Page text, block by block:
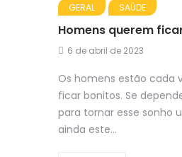
GERAL SAÚDE
Homens querem
6 de abril de 2023
Os homens estão cada
ficar bonitos. Se
para tornar esse sonho
ainda este...